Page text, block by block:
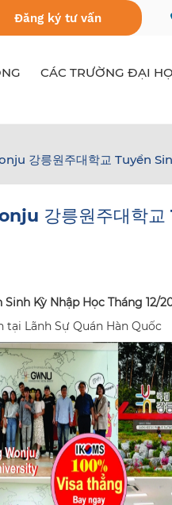
Đăng ký tư vấn
CÁC TRƯỜNG ĐẠI
강릉원주대학교 Tuyển
강릉원주대학교
Kỳ Nhập Học Tháng 12/
tại Lãnh Sự Quán Hàn Quốc